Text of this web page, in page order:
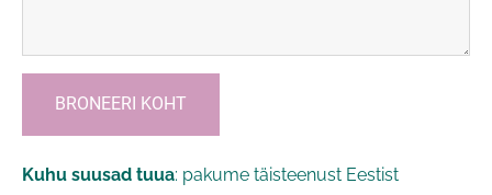
Kuhu suusad tuua: pakume täisteenust Eestist